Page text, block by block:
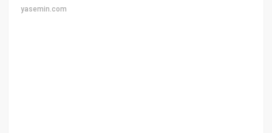
yasemin.com